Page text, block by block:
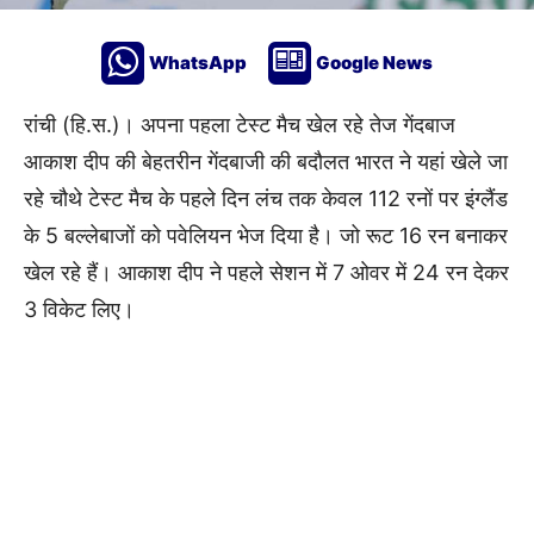
WhatsApp Google News
रांची (हि.स.)। अपना पहला टेस्ट मैच खेल रहे तेज गेंदबाज
आकाश दीप की बेहतरीन गेंदबाजी की बदौलत भारत ने यहां खेले जा
रहे चौथे टेस्ट मैच के पहले दिन लंच तक केवल 112 रनों पर इंग्लैंड
के 5 बल्लेबाजों को पवेलियन भेज दिया है। जो रूट 16 रन बनाकर
खेल रहे हैं। आकाश दीप ने पहले सेशन में 7 ओवर में 24 रन देकर
3 विकेट लिए।